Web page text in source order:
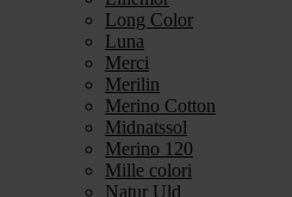
Long Color
Luna
Merci
Merilin
Merino Cotton
Midnatssol
Merino 120
Mille colori
Natur Uld